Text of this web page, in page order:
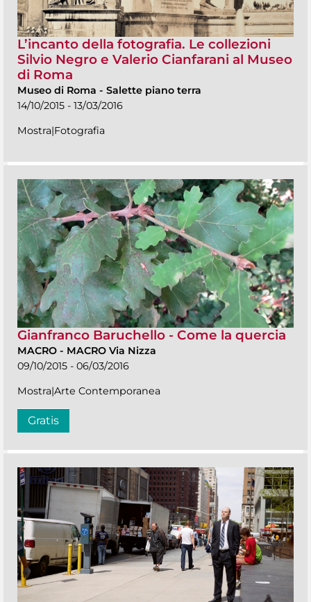
L’incanto della fotografia. Le collezioni
Silvio Negro e Valerio Cianfarani al Museo
di Roma
Museo di Roma - Salette piano terra
14/10/2015 - 13/03/2016
Mostra|Fotografia
Gianfranco Baruchello - Come la quercia
MACRO - MACRO Via Nizza
09/10/2015 - 06/03/2016
Mostra|Arte Contemporanea
Gratis